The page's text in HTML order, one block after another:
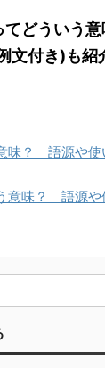
てどういう
文付き)も紹
味？ 語源や使
意味？ 語源や